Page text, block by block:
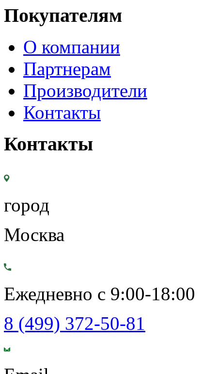
Покупателям
О компании
Партнерам
Производители
Контакты
Контакты
город
Москва
Ежедневно с 9:00-18:00
8 (499) 372-50-81